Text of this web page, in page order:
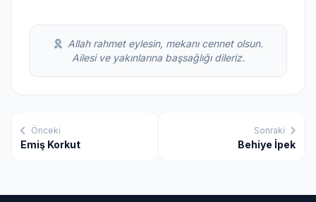
Allah rahmet eylesin, mekanı cennet olsun.
Ailesi ve yakınlarına başsağlığı dileriz.
Önceki
Emiş Korkut
Sonraki
Behiye İpek